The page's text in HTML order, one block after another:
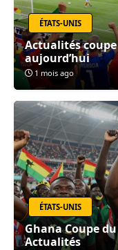
ÉTATS-UNIS
Actualités
aujourd’hui
1 mois ago
ÉTATS-UNIS
Ghana Coupe
Actualités